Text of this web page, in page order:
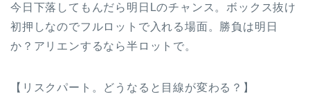
今日下落してもんだら明日Lのチャンス。ボックス抜け
初押しなのでフルロットで入れる場面。勝負は明日
か？アリエンするなら半ロットで。
【リスクパート。どうなると目線が変わる？】